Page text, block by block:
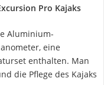
Pro Kajaks
Aluminium-
eine
enthalten. Man
die Pflege des Kajaks